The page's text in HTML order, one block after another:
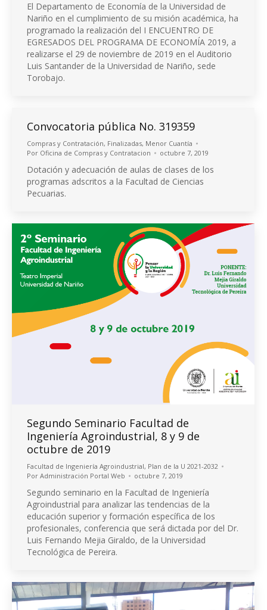
El Departamento de Economía de la Universidad de
Nariño en el cumplimiento de su misión académica, ha
programado la realización del I ENCUENTRO DE
EGRESADOS DEL PROGRAMA DE ECONOMÍA 2019, a
realizarse el 29 de noviembre de 2019 en el Auditorio
Luis Santander de la Universidad de Nariño, sede
Torobajo.
Convocatoria pública No. 319359
Compras y Contratación, Finalizadas, Menor Cuantía
Por Oficina de Compras y Contratacion octubre 7, 2019
Dotación y adecuación de aulas de clases de los
programas adscritos a la Facultad de Ciencias
Pecuarias.
Segundo Seminario Facultad de
Ingeniería Agroindustrial, 8 y 9 de
octubre de 2019
Facultad de Ingeniería Agroindustrial, Plan de la U 2021-2032
Por Administración Portal Web octubre 7, 2019
Segundo seminario en la Facultad de Ingeniería
Agroindustrial para analizar las tendencias de la
educación superior y formación específica de los
profesionales, conferencia que será dictada por del Dr.
Luis Fernando Mejia Giraldo, de la Universidad
Tecnológica de Pereira.